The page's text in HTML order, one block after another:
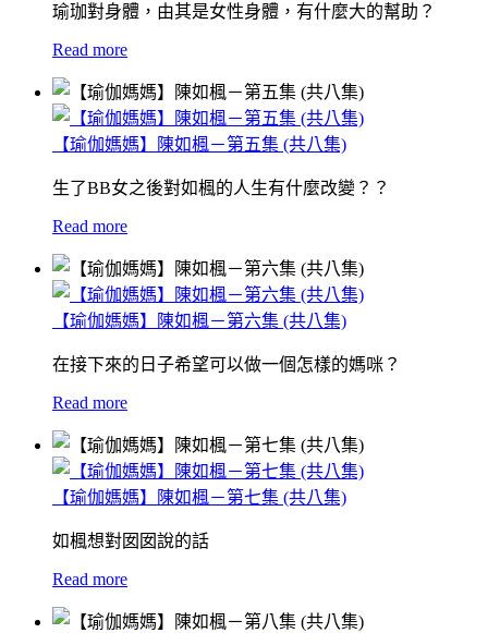
瑜珈對身體，由其是女性身體，有什麼大的幫助？
Read more
【瑜伽媽媽】陳如楓－第五集 (共八集)
生了BB女之後對如楓的人生有什麼改變？？
Read more
【瑜伽媽媽】陳如楓－第六集 (共八集)
在接下來的日子希望可以做一個怎樣的媽咪？
Read more
【瑜伽媽媽】陳如楓－第七集 (共八集)
如楓想對囡囡說的話
Read more